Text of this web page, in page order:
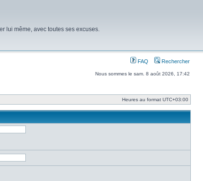
lui même, avec toutes ses excuses.
FAQ Rechercher
Nous sommes le sam. 8 août 2026, 17:42
Heures au format UTC+03:00